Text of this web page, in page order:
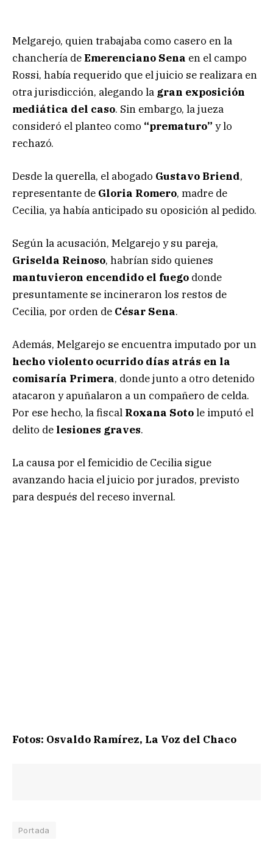
Melgarejo, quien trabajaba como casero en la
chanchería deEmerenciano Sena en el campo
Rossi, había requerido que el juicio se realizara en
otra jurisdicción, alegando la gran exposición
mediática del caso. Sin embargo, la jueza
consideró el planteo como “prematuro” y lo
rechazó.
Desde la querella, el abogado Gustavo Briend,
representante de Gloria Romero, madre de
Cecilia, ya había anticipado su oposición al pedido.
Según la acusación, Melgarejo y su pareja,
Griselda Reinoso, habrían sido quienes
mantuvieron encendido el fuego donde
presuntamente se incineraron los restos de
Cecilia, por orden de César Sena.
Además, Melgarejo se encuentra imputado por un
hecho violento ocurrido días atrás en la
comisaría Primera, donde junto a otro detenido
atacaron y apuñalaron a un compañero de celda.
Por ese hecho, la fiscal Roxana Sotole imputó el
delito de lesiones graves.
La causa por el femicidio de Cecilia sigue
avanzando hacia el juicio por jurados, previsto
para después del receso invernal.
Fotos: Osvaldo Ramírez, La Voz del Chaco
Portada